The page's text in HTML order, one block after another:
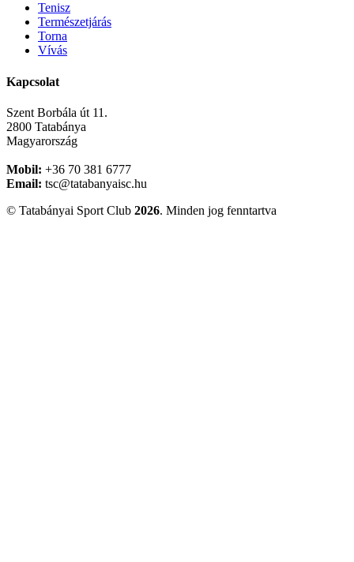
Tenisz
Természetjárás
Torna
Vívás
Kapcsolat
Szent Borbála út 11.
2800 Tatabánya
Magyarország
Mobil: +36 70 381 6777
Email: tsc@tatabanyaisc.hu
© Tatabányai Sport Club 2026. Minden jog fenntartva